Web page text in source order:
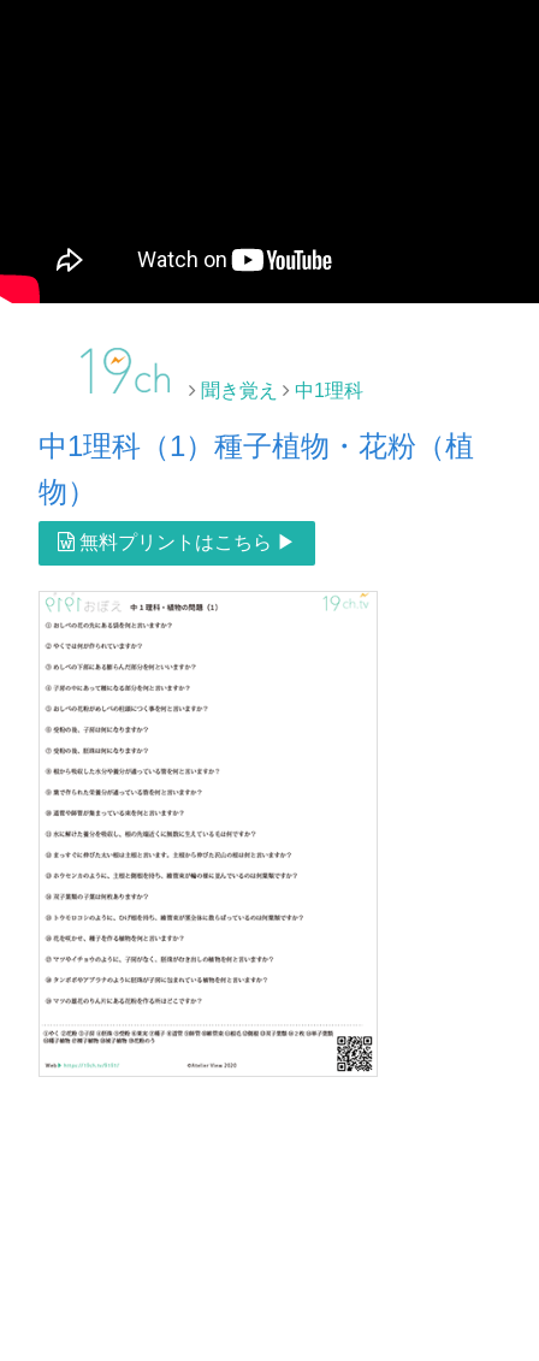
聞き覚え 中1理科
中1理科（1）種子植物・花粉（植
物）
無料プリントはこちら ▶